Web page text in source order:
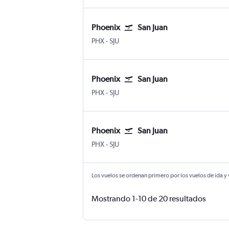
Phoenix San Juan
PHXInternacional de Phoenix-Sky Harbor
-SJU San Juan Internacional Luis Muñoz
Phoenix San Juan
PHXInternacional de Phoenix-Sky Harbor
-SJU San Juan Internacional Luis Muñoz
Phoenix San Juan
PHXInternacional de Phoenix-Sky Harbor
-SJU San Juan Internacional Luis Muñoz
Los vuelos se ordenan primero por los vuelos de ida
Mostrando 1-10 de 20 resultados